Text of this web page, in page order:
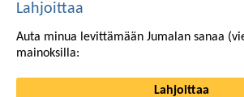
Lahjoittaa
Auta minua levittämään Jumalan sanaa
mainoksilla:
Lahjoittaa